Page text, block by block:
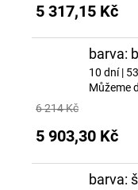
5 317,15 Kč
barva:
10 dní|
Můžeme
6 214 Kč
5 903,30 Kč
barva: